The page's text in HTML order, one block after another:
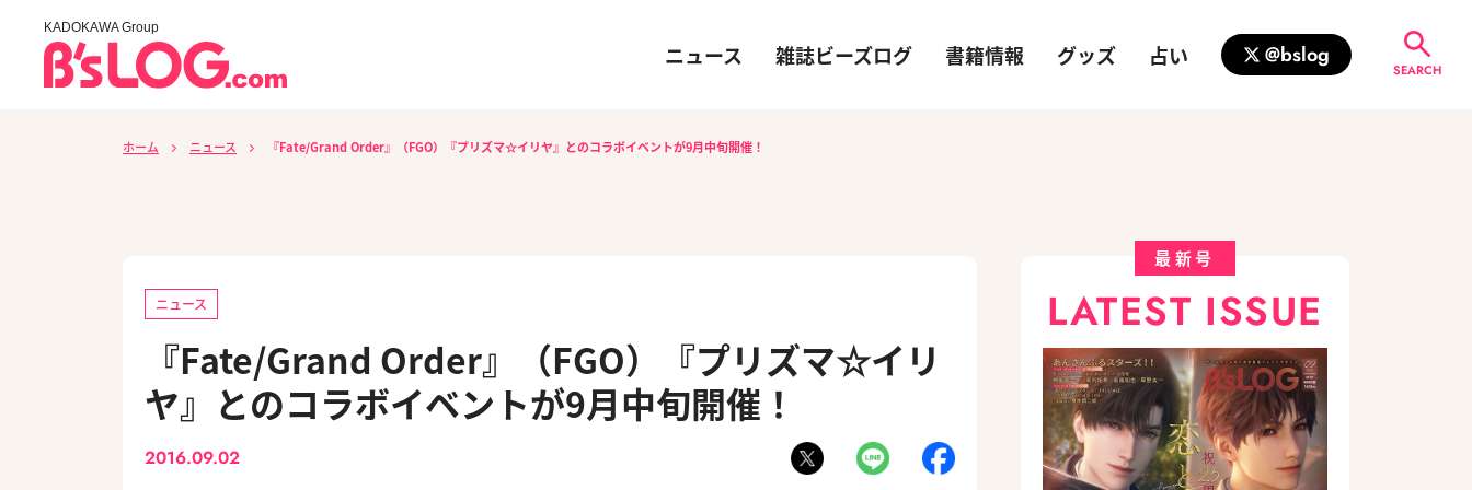
KADOKAWA Group
ニュース 雑誌ビーズログ 書籍情報 グッズ 占い @bslog
SEARCH
ホーム ニュース 『Fate/Grand Order』（FGO）『プリズマ☆イリヤ』とのコラボイベントが9月中旬開催！
ニュース
『Fate/Grand Order』（FGO）『プリズマ☆イリ
ヤ』とのコラボイベントが9月中旬開催！
2016.09.02
最新号
LATEST ISSUE